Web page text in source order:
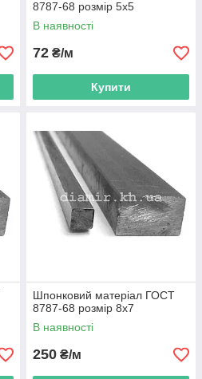
8787-68 розмір 5х5
В наявності
72 ₴/м
Купити
Шпонковий матеріал ГОСТ
8787-68 розмір 8х7
В наявності
250 ₴/м